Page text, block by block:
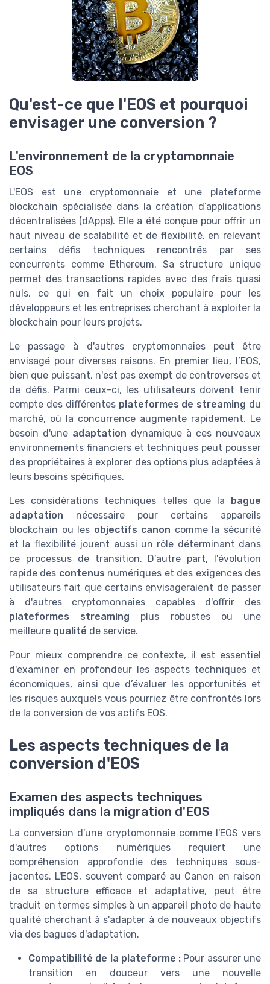
Qu'est-ce que l'EOS et pourquoi
envisager une conversion ?
L'environnement de la cryptomonnaie
EOS
L'EOS est une cryptomonnaie et une plateforme
blockchain spécialisée dans la création d’applications
décentralisées (dApps). Elle a été conçue pour offrir un
haut niveau de scalabilité et de flexibilité, en relevant
certains défis techniques rencontrés par ses
concurrents comme Ethereum. Sa structure unique
permet des transactions rapides avec des frais quasi
nuls, ce qui en fait un choix populaire pour les
développeurs et les entreprises cherchant à exploiter la
blockchain pour leurs projets.
Le passage à d'autres cryptomonnaies peut être
envisagé pour diverses raisons. En premier lieu, l’EOS,
bien que puissant, n'est pas exempt de controverses et
de défis. Parmi ceux-ci, les utilisateurs doivent tenir
compte des différentes plateformes de streaming du
marché, où la concurrence augmente rapidement. Le
besoin d'une adaptation dynamique à ces nouveaux
environnements financiers et techniques peut pousser
des propriétaires à explorer des options plus adaptées à
leurs besoins spécifiques.
Les considérations techniques telles que la bague
adaptation nécessaire pour certains appareils
blockchain ou les objectifs canon comme la sécurité
et la flexibilité jouent aussi un rôle déterminant dans
ce processus de transition. D’autre part, l'évolution
rapide des contenus numériques et des exigences des
utilisateurs fait que certains envisageraient de passer
à d'autres cryptomonnaies capables d'offrir des
plateformes streaming plus robustes ou une
meilleure qualité de service.
Pour mieux comprendre ce contexte, il est essentiel
d'examiner en profondeur les aspects techniques et
économiques, ainsi que d’évaluer les opportunités et
les risques auxquels vous pourriez être confrontés lors
de la conversion de vos actifs EOS.
Les aspects techniques de la
conversion d'EOS
Examen des aspects techniques
impliqués dans la migration d'EOS
La conversion d'une cryptomonnaie comme l'EOS vers
d'autres options numériques requiert une
compréhension approfondie des techniques sous-
jacentes. L'EOS, souvent comparé au Canon en raison
de sa structure efficace et adaptative, peut être
traduit en termes simples à un appareil photo de haute
qualité cherchant à s'adapter à de nouveaux objectifs
via des bagues d'adaptation.
Compatibilité de la plateforme : Pour assurer une
transition en douceur vers une nouvelle